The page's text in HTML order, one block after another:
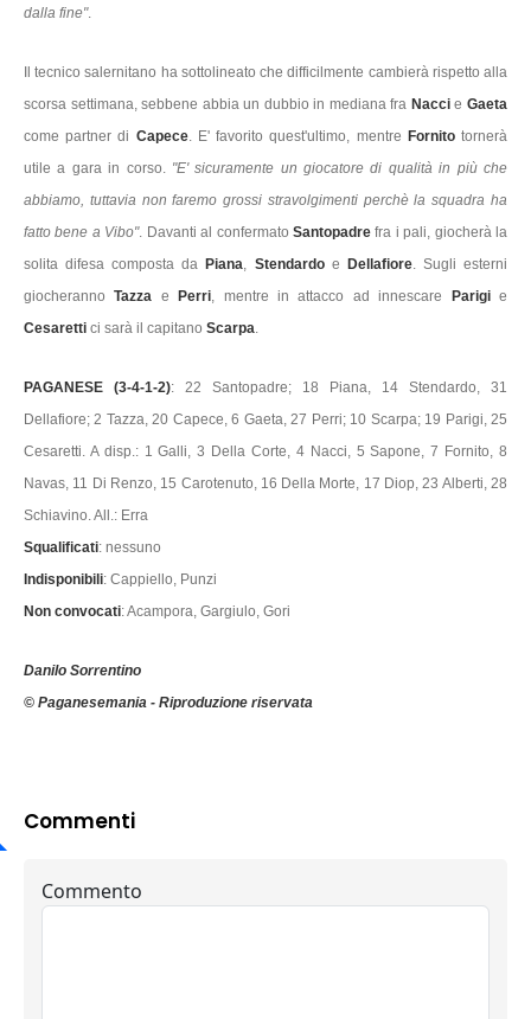
dalla fine".
Il tecnico salernitano ha sottolineato che difficilmente cambierà rispetto alla
scorsa settimana, sebbene abbia un dubbio in mediana fra NaccieGaeta
come partner di Capece. E' favorito quest'ultimo, mentre Fornitotornerà
utile a gara in corso. "E' sicuramente un giocatore di qualità in più che
abbiamo, tuttavia non faremo grossi stravolgimenti perchè la squadra ha
fatto bene a Vibo". Davanti al confermato Santopadrefra i pali, giocherà la
solita difesa composta da Piana, Stendardo e Dellafiore. Sugli esterni
giocherannoTazza e Perri, mentre in attacco ad innescare Parigie
Cesaretti ci sarà il capitano Scarpa.
PAGANESE (3-4-1-2): 22 Santopadre; 18 Piana, 14 Stendardo, 31
Dellafiore; 2 Tazza, 20 Capece, 6 Gaeta, 27 Perri; 10 Scarpa; 19 Parigi, 25
Cesaretti. A disp.: 1 Galli, 3 Della Corte, 4 Nacci, 5 Sapone, 7 Fornito, 8
Navas, 11 Di Renzo, 15 Carotenuto, 16 Della Morte, 17 Diop, 23 Alberti, 28
Schiavino. All.: Erra
Squalificati: nessuno
Indisponibili: Cappiello, Punzi
Non convocati: Acampora, Gargiulo, Gori
Danilo Sorrentino
© Paganesemania - Riproduzione riservata
Commenti